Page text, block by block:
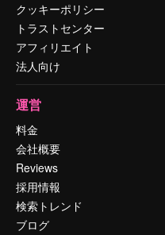
クッキーポリシー
トラストセンター
アフィリエイト
法人向け
運営
料金
会社概要
Reviews
採用情報
検索トレンド
ブログ